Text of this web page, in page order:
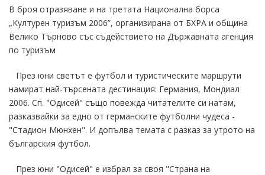
В броя отразяване и на третата Национална борса
„Културен туризъм 2006”, организирана от БХРА и община
Велико Търново със съдействието на Държавната агенция
по туризъм
През юни светът е футбол и туристическите маршрути
намират най-търсената дестинация: Германия, Мондиал
2006. Сп. "Одисей" също повежда читателите си натам,
разказвайки за едно от германските футболни чудеса -
"Стадион Мюнхен". И допълва темата с разказ за утрото на
българския футбол.
През юни "Одисей" е избрал за своя "Страна на